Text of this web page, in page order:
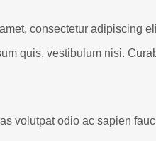
consectetur adipiscing
quis, vestibulum nisi.
volutpat odio ac sapien